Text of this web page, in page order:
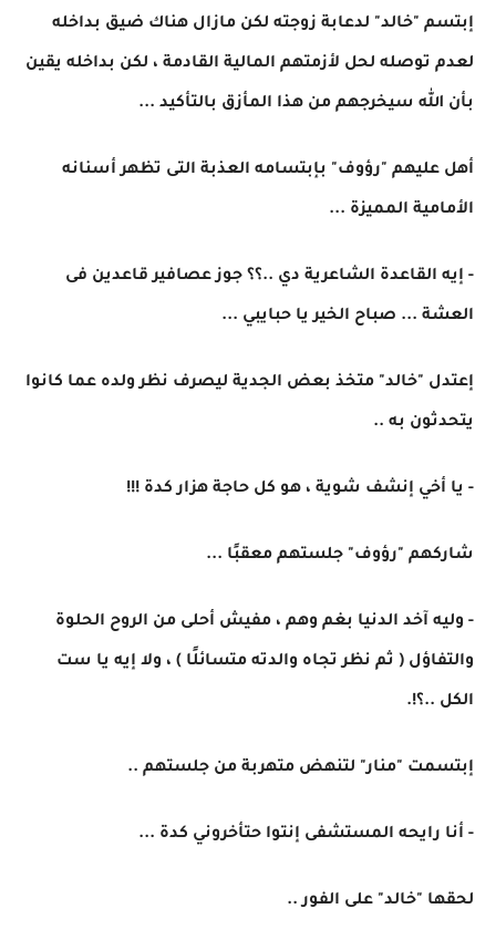
إبتسم "خالد" لدعابة زوجته لكن مازال هناك ضيق بداخله
لعدم توصله لحل لأزمتهم المالية القادمة ، لكن بداخله يقين
بأن الله سيخرجهم من هذا المأزق بالتأكيد ...
أهل عليهم "رؤوف" بإبتسامه العذبة التى تظهر أسنانه
الأمامية المميزة ...
- إيه القاعدة الشاعرية دي ..؟؟ جوز عصافير قاعدين فى
العشة ... صباح الخير يا حبايبي ...
إعتدل "خالد" متخذ بعض الجدية ليصرف نظر ولده عما كانوا
يتحدثون به ..
- يا أخي إنشف شوية ، هو كل حاجة هزار كدة !!!
شاركهم "رؤوف" جلستهم معقبًا ...
- وليه آخد الدنيا بغم وهم ، مفيش أحلى من الروح الحلوة
والتفاؤل ( ثم نظر تجاه والدته متسائلًا ) ، ولا إيه يا ست
الكل ..؟!.
إبتسمت "منار" لتنهض متهربة من جلستهم ..
- أنا رايحه المستشفى إنتوا حتأخروني كدة ...
لحقها "خالد" على الفور ..